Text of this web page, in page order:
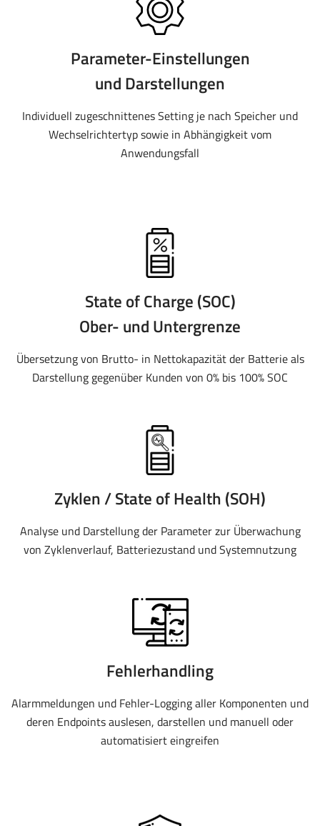
Parameter-Einstellungen
und Darstellungen
Individuell zugeschnittenes Setting je nach Speicher und
Wechselrichtertyp sowie in Abhängigkeit vom
Anwendungsfall
State of Charge (SOC)
Ober- und Untergrenze
Übersetzung von Brutto- in Nettokapazität der Batterie als
Darstellung gegenüber Kunden von 0% bis 100% SOC
Zyklen / State of Health (SOH)
Analyse und Darstellung der Parameter zur Überwachung
von Zyklenverlauf, Batteriezustand und Systemnutzung
Fehlerhandling
Alarmmeldungen und Fehler-Logging aller Komponenten und
deren Endpoints auslesen, darstellen und manuell oder
automatisiert eingreifen